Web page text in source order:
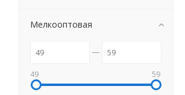
Мелкооптовая
49 59